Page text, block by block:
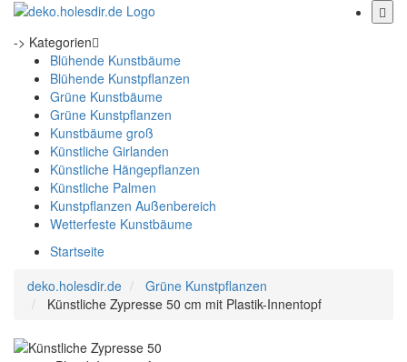
-> Kategorien
Blühende Kunstbäume
Blühende Kunstpflanzen
Grüne Kunstbäume
Grüne Kunstpflanzen
Kunstbäume groß
Künstliche Girlanden
Künstliche Hängepflanzen
Künstliche Palmen
Kunstpflanzen Außenbereich
Wetterfeste Kunstbäume
Startseite
deko.holesdir.de
Grüne Kunstpflanzen
Künstliche Zypresse 50 cm mit Plastik-Innentopf